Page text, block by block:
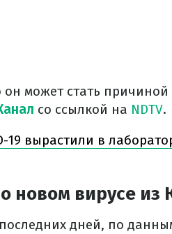
может стать
со ссылкой на NDTV.
19 вырастили в
новом вирусе из
дней, по